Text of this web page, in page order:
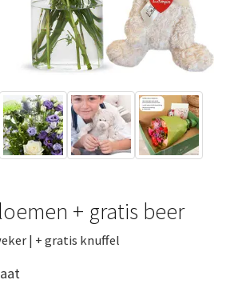
+ gratis beer
| + gratis knuffel